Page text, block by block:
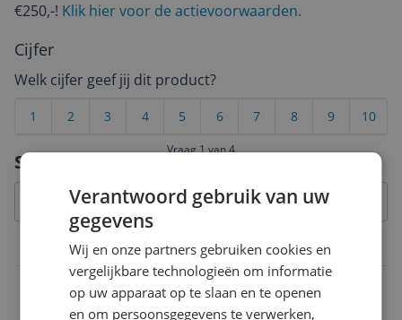
Specificaties
Belangrijkste kenmerken
€250,-! Klik hier voor de actievoorwaarden.
Cijfer
Welk cijfer geef jij dit product?
10
9
8
7
6
5
4
3
2
1
Vraag 1 van 4
Verantwoord gebruik van uw
gegevens
Wij en onze partners gebruiken cookies en
vergelijkbare technologieën om informatie
op uw apparaat op te slaan en te openen
en om persoonsgegevens te verwerken,